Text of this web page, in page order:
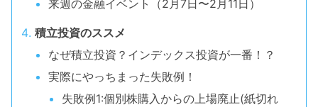
来週の金融イベント（2月7日〜2月11日）
積立投資のススメ
なぜ積立投資？インデックス投資が一番！？
実際にやっちまった失敗例！
失敗例1:個別株購入からの上場廃止(紙切れ